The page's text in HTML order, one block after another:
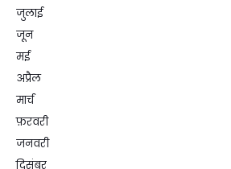
जुलाई
जून
मई
अप्रैल
मार्च
फ़रवरी
जनवरी
दिसंबर